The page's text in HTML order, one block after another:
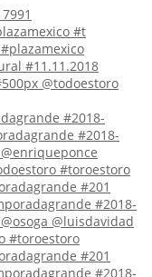
#t
#2018-
#201
#201